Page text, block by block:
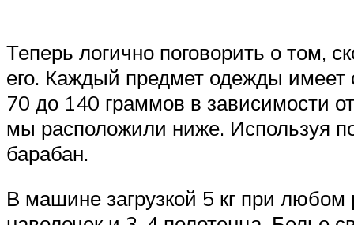
Теперь логично поговорить о том,
его. Каждый предмет одежды имеет
70 до 140 граммов в зависимости
мы расположили ниже. Используя
барабан.
В машине загрузкой 5 кг при